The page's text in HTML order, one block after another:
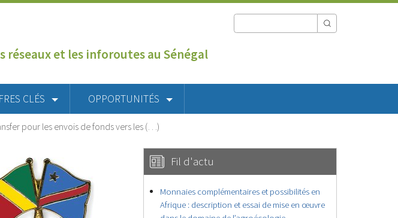
réseaux et les inforoutes au Sénégal
CLÉS OPPORTUNITÉS
pour les envois de fonds vers les (…)
Fil d'actu
Monnaies complémentaires et possibilités en
Afrique : description et essai de mise en œuvre